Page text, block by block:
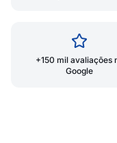
+150 mil avaliações
Google